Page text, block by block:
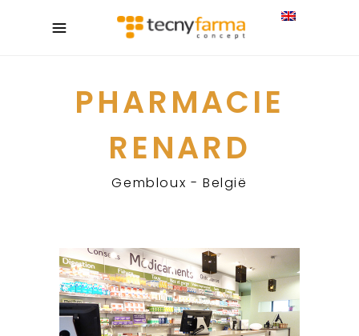
PHARMACIE
RENARD
Gembloux - België